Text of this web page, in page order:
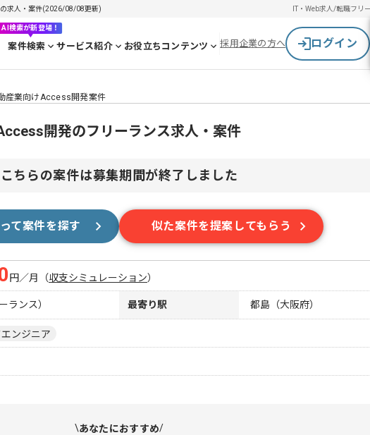
の求人・案件(2026/08/08更新) IT・Web求人/転職フリ
AI検索が新登場！
案件検索 サービス紹介 お役立ちコンテンツ 採用企業の方へ ログイン
産業向けAccess開発案件
開発のフリーランス求人・案件
こちらの案件は募集期間が終了しました
て案件を探す 似た案件を提案してもらう
円／月 （収支シミュレーション）
ランス） 最寄り駅 都島（大阪府）
ンジニア
あなたにおすすめ